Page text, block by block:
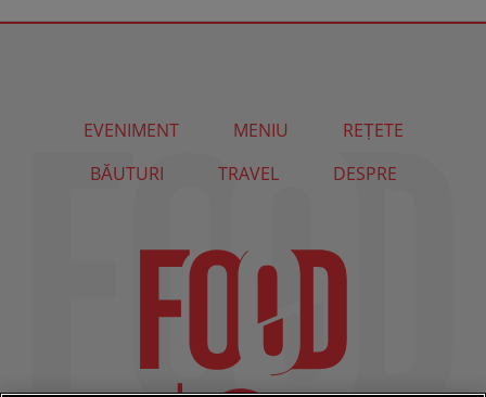
EVENIMENT MENIU
REȚETE
BĂUTURI
TRAVEL DESPRE